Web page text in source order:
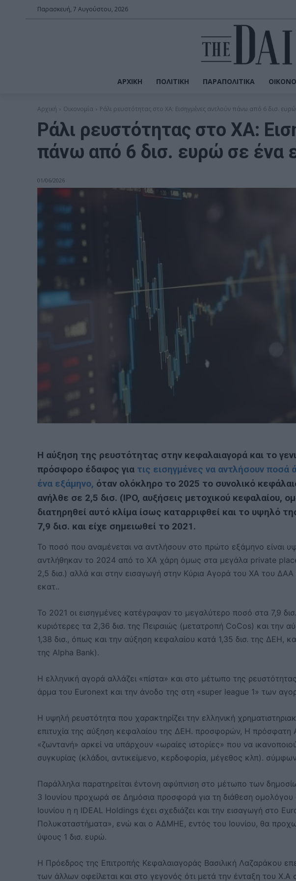
Παρασκευή, 7 Αυγούστου, 2026
ΑΡΧΙΚΉ ΠΟΛΙΤΙΚΉ ΠΑΡΑΠΟΛΙΤΙΚΆ
Αρχική Οικονομία Ράλι ρευστότητας στο ΧΑ: Εισηγμένες αντλούν πάνω από 6 δισ.
Ράλι ρευστότητας στο ΧΑ:
πάνω από 6 δισ. ευρώ σε ένα
01/06/2026
Η αύξηση της ρευστότητας στην κεφαλαιαγορά και το
πρόσφορο έδαφος για τις εισηγμένες να αντλήσουν
ένα εξάμηνο, όταν ολόκληρο το 2025 το συνολικό
ανήλθε σε 2,5 δισ. (IPO, αυξήσεις μετοχικού κεφαλαίου,
διατηρηθεί αυτό κλίμα ίσως καταρριφθεί και το υψηλό
7,9 δισ. και είχε σημειωθεί το 2021.
Το ποσό που αναμένεται να αντλήσουν στο πρώτο εξάμηνο είναι
αντλήθηκαν το 2024 από το ΧΑ χάρη όμως στα μεγάλα private
2,5 δισ.) αλλά και στην εισαγωγή στην Κύρια Αγορά του ΧΑ του
εκατ..
Το 2021 οι εισηγμένες κατέγραψαν το μεγαλύτερο ποσό στα 7,9
κυριότερες τα 2,36 δισ. της Πειραιώς (μετατροπή CoCos) και την
1,38 δισ., όπως και την αύξηση κεφαλαίου κατά 1,35 δισ. της ΔΕΗ,
της Alpha Bank).
Η ελληνική αγορά αλλάζει «πίστα» και στο μέτωπο της
άρμα του Euronext και την άνοδο της στη «super league 1» των
Η υψηλή ρευστότητα που χαρακτηρίζει την ελληνική
επιτυχία της αύξηση κεφαλαίου της ΔΕΗ. προσφορών, Η πρόσφατη
«ζωντανή» αρκεί να υπάρχουν «ωραίες ιστορίες» που να
συγκυρίας (κλάδοι, αντικείμενο, κερδοφορία, μέγεθος κλπ).
Παράλληλα παρατηρείται έντονη αφύπνιση στο μέτωπο των
3 Ιουνίου προχωρά σε Δημόσια προσφορά για τη διάθεση
Ιουνίου η η IDEAL Holdings έχει σχεδιάζει και την εισαγωγή στο
Πολυκαταστήματα», ενώ και ο ΑΔΜΗΕ, εντός του Ιουνίου, θα
ύψους 1 δισ. ευρώ.
Η Πρόεδρος της Επιτροπής Κεφαλαιαγοράς Βασιλική Λαζαράκου
των άλλων οφείλεται και στο γεγονός ότι μετά την ένταξη του